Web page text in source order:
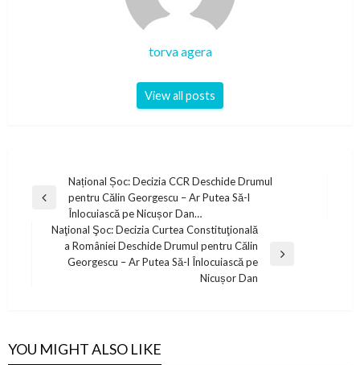
torva agera
View all posts
navigation
Previous
Național Șoc: Decizia CCR Deschide Drumul
pentru Călin Georgescu – Ar Putea Să-l
Înlocuiască pe Nicușor Dan…
Next
Naţional Şoc: Decizia Curtea Constituţională
a României Deschide Drumul pentru Călin
Georgescu – Ar Putea Să-l Înlocuiască pe
Nicușor Dan
YOU MIGHT ALSO LIKE